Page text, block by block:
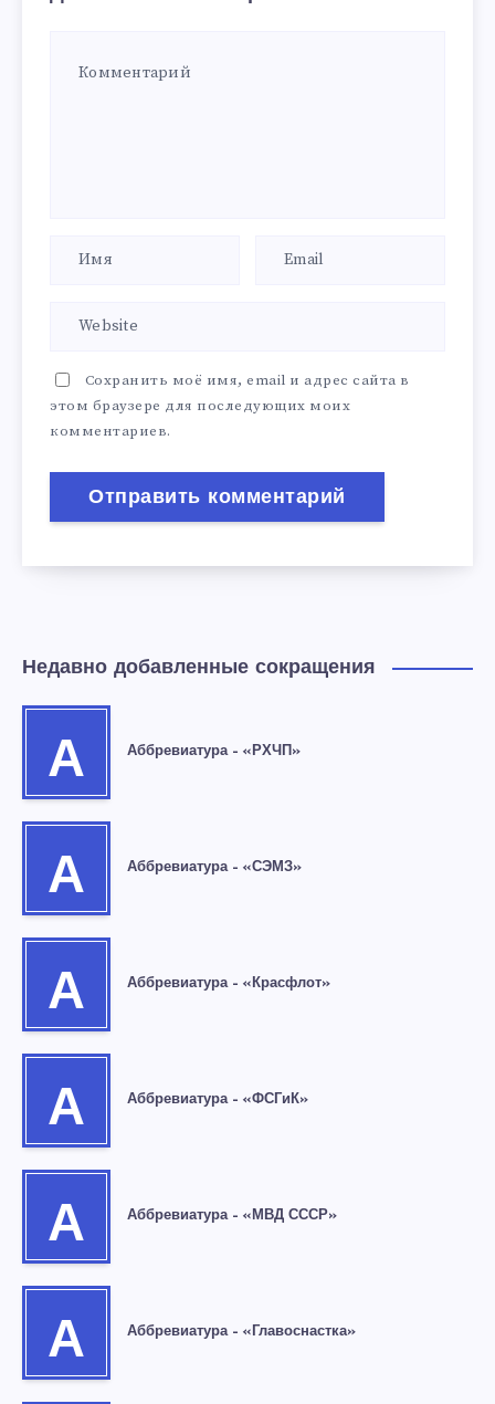
Сохранить моё имя, email и адрес сайта в
этом браузере для последующих моих
комментариев.
Недавно добавленные сокращения
А Аббревиатура – «РХЧП»
А Аббревиатура – «СЭМЗ»
А Аббревиатура – «Красфлот»
А Аббревиатура – «ФСГиК»
А Аббревиатура – «МВД СССР»
А Аббревиатура – «Главоснастка»